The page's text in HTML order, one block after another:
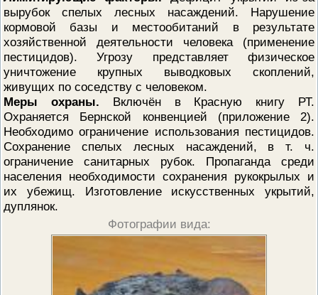
вырубок спелых лесных насаждений. Нарушение
кормовой базы и местообитаний в результате
хозяйственной деятельности человека (применение
пестицидов). Угрозу представляет физическое
уничтожение крупных выводковых скоплений,
живущих по соседству с человеком.
Меры охраны. Включён в Красную книгу РТ.
Охраняется Бернской конвенцией (приложение 2).
Необходимо ограничение использования пестицидов.
Сохранение спелых лесных насаждений, в т. ч.
ограничение санитарных рубок. Пропаганда среди
населения необходимости сохранения рукокрылых и
их убежищ. Изготовление искусственных укрытий,
дуплянок.
Фотографии вида: